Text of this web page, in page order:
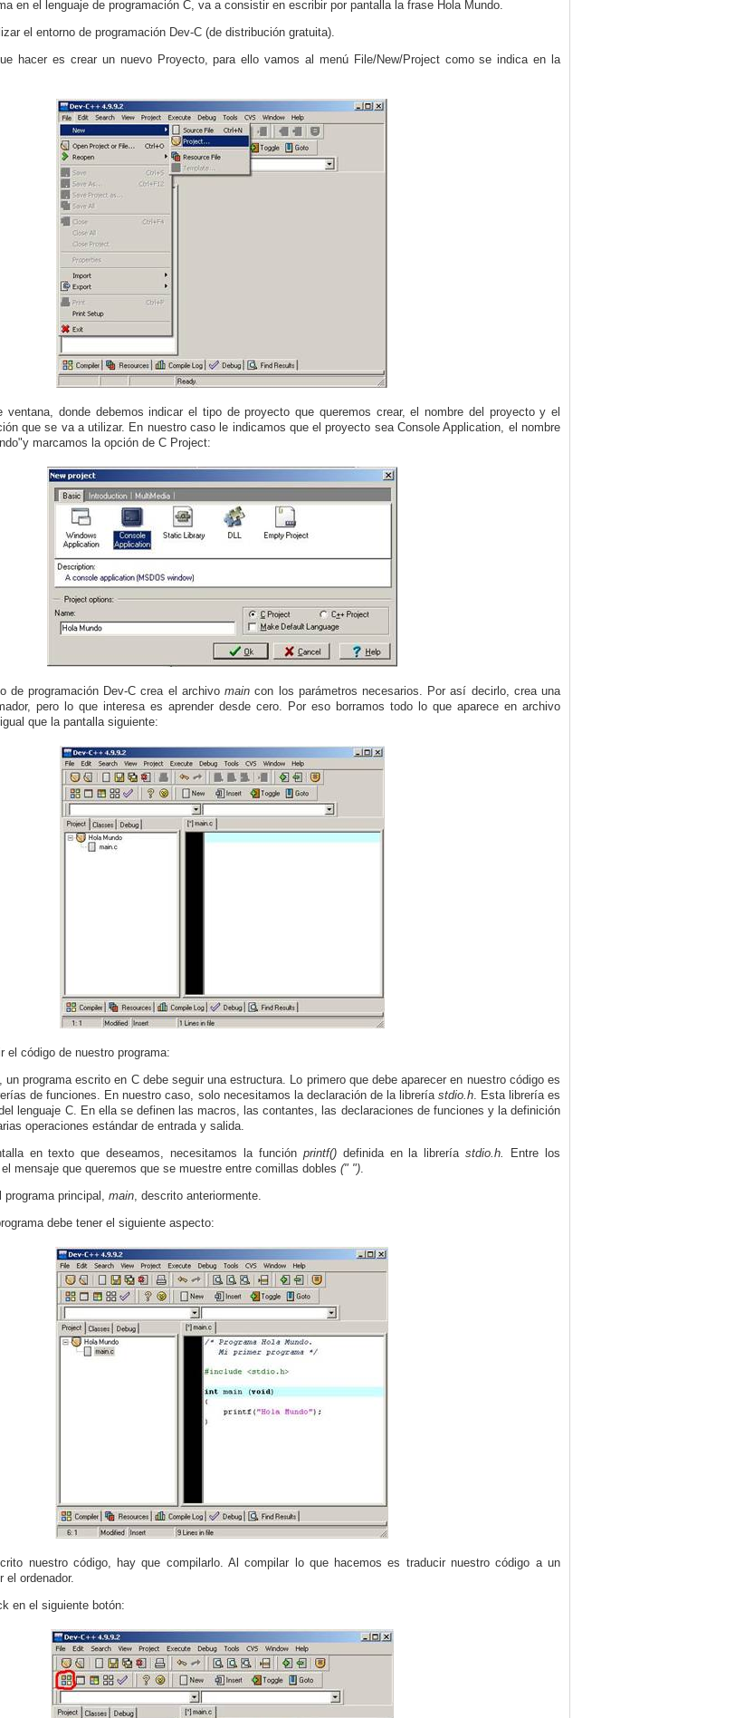
en el lenguaje de programación C, va a consistir en escribir por pantalla la frase Hola Mundo.
el entorno de programación Dev-C (de distribución gratuita).
hacer es crear un nuevo Proyecto, para ello vamos al menú File/New/Project como se indica en la
ventana, donde debemos indicar el tipo de proyecto que queremos crear, el nombre del proyecto y el
que se va a utilizar. En nuestro caso le indicamos que el proyecto sea Console Application, el nombre
y marcamos la opción de C Project:
de programación Dev-C crea el archivomain con los parámetros necesarios. Por así decirlo, crea una
pero lo que interesa es aprender desde cero. Por eso borramos todo lo que aparece en archivo
que la pantalla siguiente:
el código de nuestro programa:
programa escrito en C debe seguir una estructura. Lo primero que debe aparecer en nuestro código es
de funciones. En nuestro caso, solo necesitamos la declaración de la librería stdio.h. Esta librería es
lenguaje C. En ella se definen las macros, las contantes, las declaraciones de funciones y la definición
operaciones estándar de entrada y salida.
en texto que deseamos, necesitamos la función printf()definida en la libreríastdio.h.
Entre los
mensaje que queremos que se muestre entre comillas dobles (" ").
programa principal, main, descrito anteriormente.
debe tener el siguiente aspecto:
nuestro código, hay que compilarlo. Al compilar lo que hacemos es traducir nuestro código a un
el ordenador.
en el siguiente botón: